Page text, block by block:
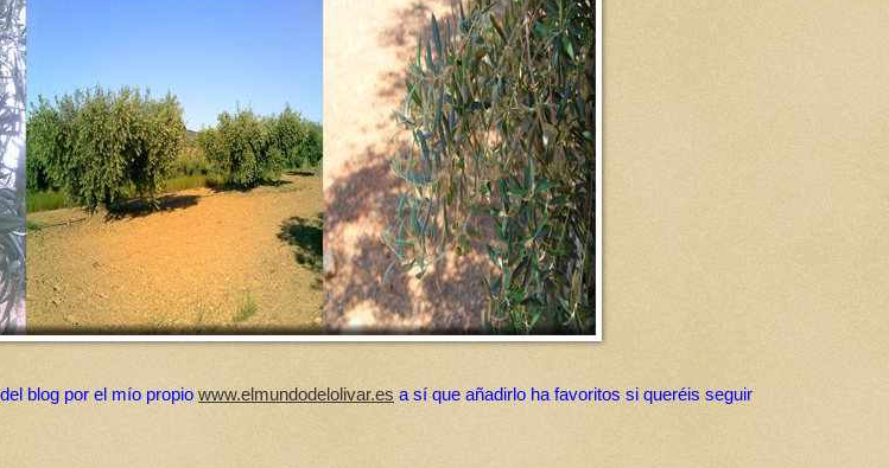
blog por el mío propio www.elmundodelolivar.es a sí que añadirlo ha favoritos si queréis seguir